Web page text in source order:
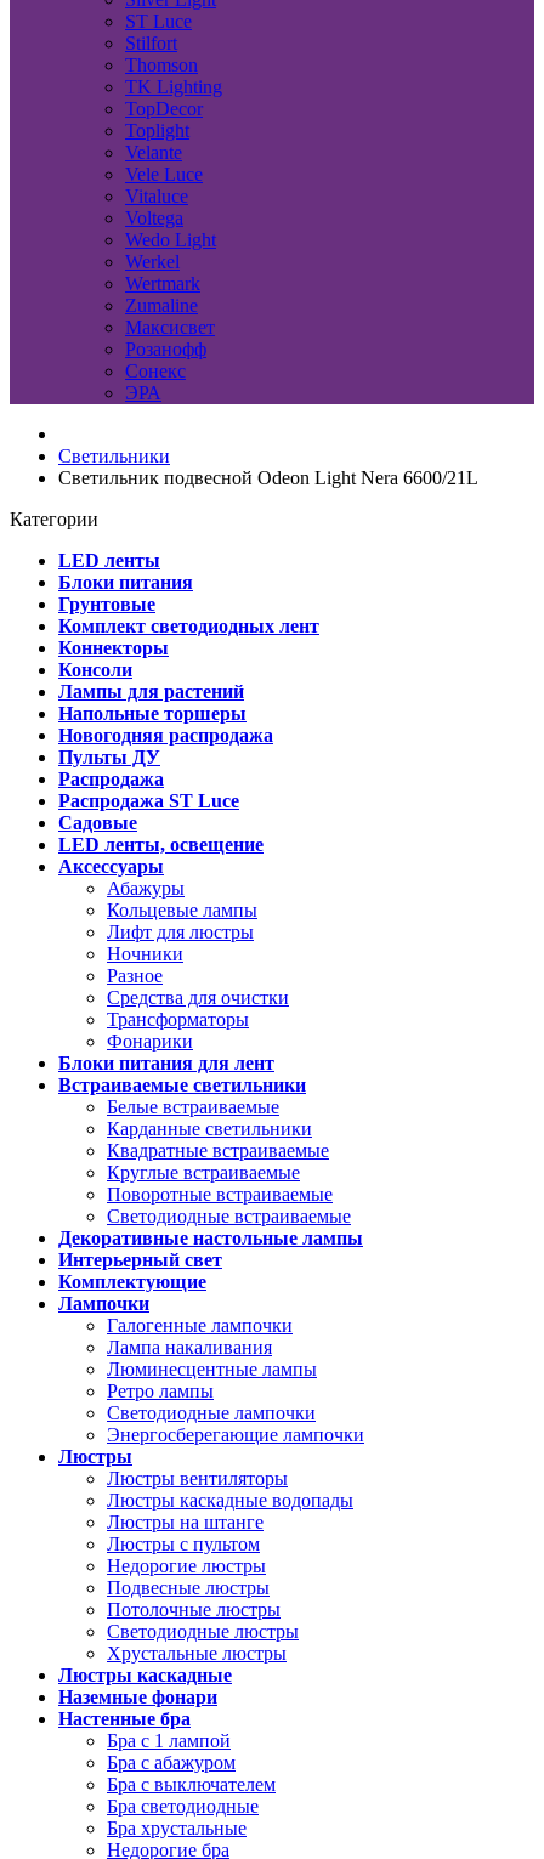
ST Luce
Stilfort
Thomson
TK Lighting
TopDecor
Toplight
Velante
Vele Luce
Vitaluce
Voltega
Wedo Light
Werkel
Wertmark
Zumaline
Максисвет
Розанофф
Сонекс
ЭРА
Светильники
Светильник подвесной Odeon Light Nera 6600/21L
Категории
LED ленты
Блоки питания
Грунтовые
Комплект светодиодных лент
Коннекторы
Консоли
Лампы для растений
Напольные торшеры
Новогодняя распродажа
Пульты ДУ
Распродажа
Распродажа ST Luce
Садовые
LED ленты, освещение
Аксессуары
Абажуры
Кольцевые лампы
Лифт для люстры
Ночники
Разное
Средства для очистки
Трансформаторы
Фонарики
Блоки питания для лент
Встраиваемые светильники
Белые встраиваемые
Карданные светильники
Квадратные встраиваемые
Круглые встраиваемые
Поворотные встраиваемые
Светодиодные встраиваемые
Декоративные настольные лампы
Интерьерный свет
Комплектующие
Лампочки
Галогенные лампочки
Лампа накаливания
Люминесцентные лампы
Ретро лампы
Светодиодные лампочки
Энергосберегающие лампочки
Люстры
Люстры вентиляторы
Люстры каскадные водопады
Люстры на штанге
Люстры с пультом
Недорогие люстры
Подвесные люстры
Потолочные люстры
Светодиодные люстры
Хрустальные люстры
Люстры каскадные
Наземные фонари
Настенные бра
Бра с 1 лампой
Бра с абажуром
Бра с выключателем
Бра светодиодные
Бра хрустальные
Недорогие бра